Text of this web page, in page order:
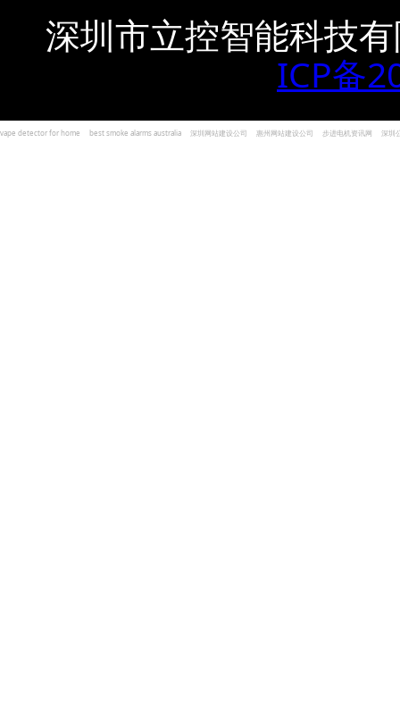
深圳市立控智能科技
ICP备
vape detector for home best smoke alarms australia 深圳网站建设公司 惠州网站建设公司 步进电机资讯网 深圳